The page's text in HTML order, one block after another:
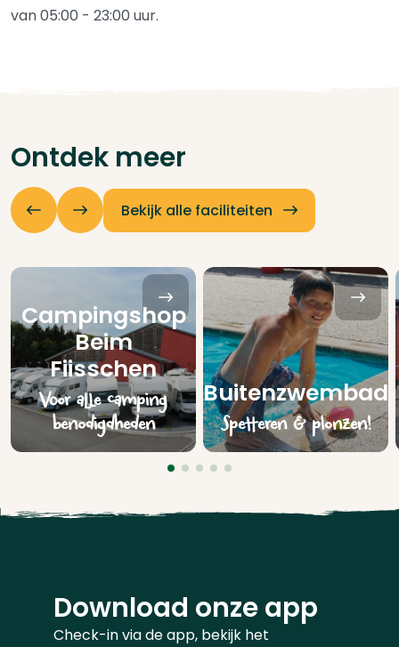
van 05:00 - 23:00 uur.
Ontdek meer
Bekijk alle faciliteiten
Campingshop
Beim
Fiisschen
Voor alle camping
benodigdheden
Buitenzwembad
Spetteren & plonzen!
Download onze app
Check-in via de app, bekijk het